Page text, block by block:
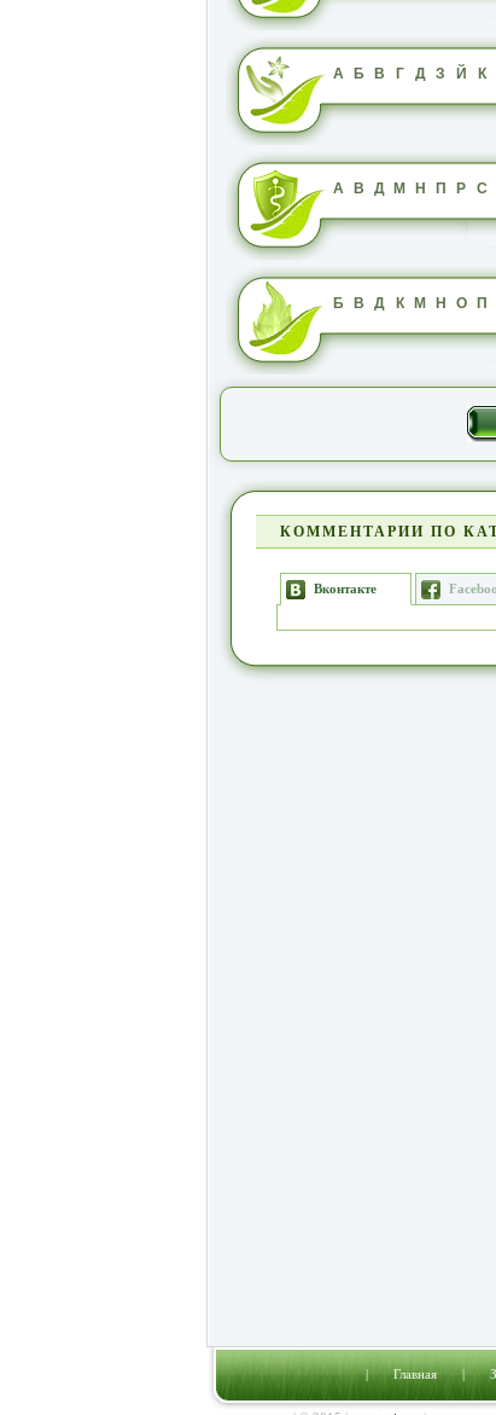
А Б В Г Д З Й К
А В Д М Н П Р С
Б В Д К М Н О П
КОММЕНТАРИИ ПО
Вконтакте
|Главная|